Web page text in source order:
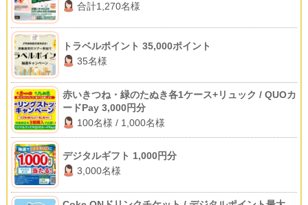
合計1,270名様
トラベルポイント 35,000ポイント
35名様
赤いきつね・緑のたぬき各1ケース+リュック / QUOカ
ードPay 3,000円分
100名様 / 1,000名様
デジタルギフト 1,000円分
3,000名様